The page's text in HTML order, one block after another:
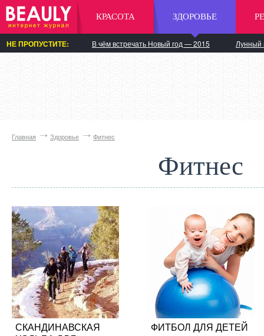
КРАСОТА ЗДОРОВЬЕ
НЕ ПРОПУСТИТЕ: В чём встречать Новый год — 2015 Лунный
Главная Здоровье Фитнес
Фитнес
СКАНДИНАВСКАЯ
ФИТБОЛ ДЛЯ ДЕТЕЙ